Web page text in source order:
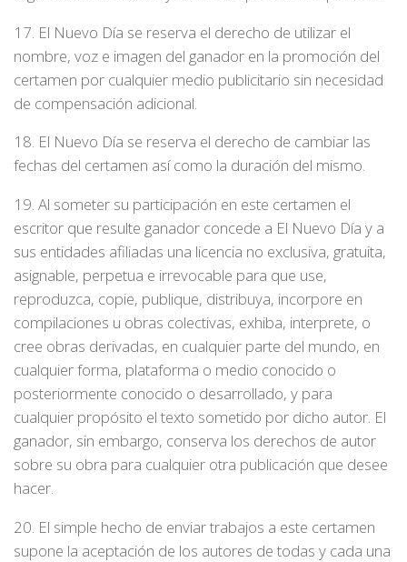
17. El Nuevo Día se reserva el derecho de utilizar el
nombre, voz e imagen del ganador en la promoción del
certamen por cualquier medio publicitario sin necesidad
de compensación adicional.
18. El Nuevo Día se reserva el derecho de cambiar las
fechas del certamen así como la duración del mismo.
19. Al someter su participación en este certamen el
escritor que resulte ganador concede a El Nuevo Día y a
sus entidades afiliadas una licencia no exclusiva, gratuita,
asignable, perpetua e irrevocable para que use,
reproduzca, copie, publique, distribuya, incorpore en
compilaciones u obras colectivas, exhiba, interprete, o
cree obras derivadas, en cualquier parte del mundo, en
cualquier forma, plataforma o medio conocido o
posteriormente conocido o desarrollado, y para
cualquier propósito el texto sometido por dicho autor. El
ganador, sin embargo, conserva los derechos de autor
sobre su obra para cualquier otra publicación que desee
hacer.
20. El simple hecho de enviar trabajos a este certamen
supone la aceptación de los autores de todas y cada una